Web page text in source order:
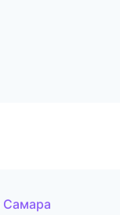
Самара